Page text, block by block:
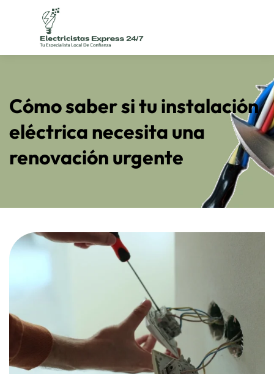
Cómo saber si tu instalación
eléctrica necesita una
renovación urgente